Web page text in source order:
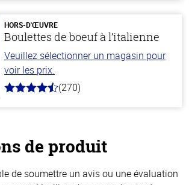
stars
HORS-D'ŒUVRE
Boulettes de boeuf à l’italienne
Veuillez sélectionner un magasin pour
voir les prix.
4.5
(270)
de produit
de soumettre un avis ou une évaluation